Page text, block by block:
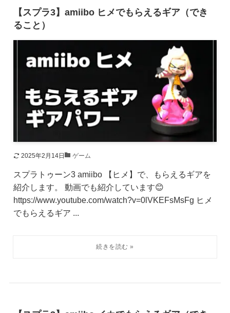
【スプラ3】amiibo ヒメでもらえるギア（でき
ること）
2025年2月14日 ゲーム
スプラトゥーン3 amiibo 【ヒメ】で、もらえるギアを
紹介します。 動画でも紹介しています😊
https://www.youtube.com/watch?v=0lVKEFsMsFg ヒメ
でもらえるギア ...